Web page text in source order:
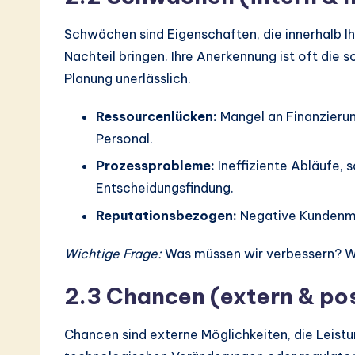
Schwächen sind Eigenschaften, die innerhalb
Nachteil bringen. Ihre Anerkennung ist oft die
Planung unerlässlich.
Ressourcenlücken: Mangel an
Personal.
Prozessprobleme: Ineffiziente Abläufe,
Entscheidungsfindung.
Reputationsbezogen: Negative
Wichtige Frage:Was müssen wir verbessern?
2.3 Chancen (extern &
Chancen sind externe Möglichkeiten, die